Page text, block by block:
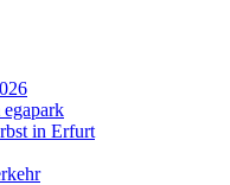
in Erfurt